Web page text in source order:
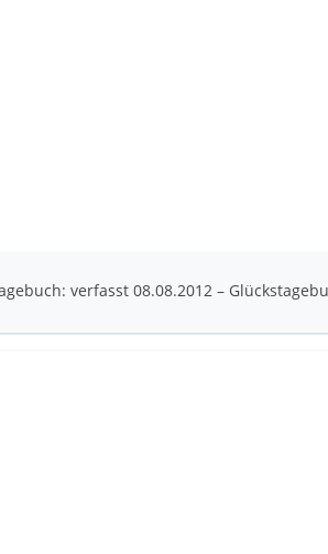
verfasst 08.08.2012 –